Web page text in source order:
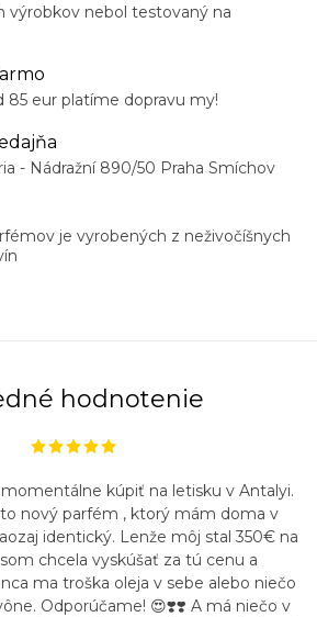
výrobkov nebol testovaný na
85 eur platíme dopravu my!
- Nádražní 890/50 Praha Smíchov
je vyrobených z neživočíšnych
hodnotenie
kúpiť na letisku v Antalyi.
to nový parfém , ktorý mám doma v
identický. Lenže môj stal 350€ na
chcela vyskúšať za tú cenu a
ma troška oleja v sebe alebo niečo
Odporúčame! 😍❣️❣️ A má niečo v